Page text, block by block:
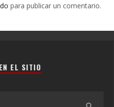
para publicar un comentario.
EL SITIO